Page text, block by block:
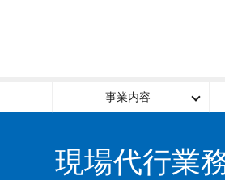
事業内容
現場代行業